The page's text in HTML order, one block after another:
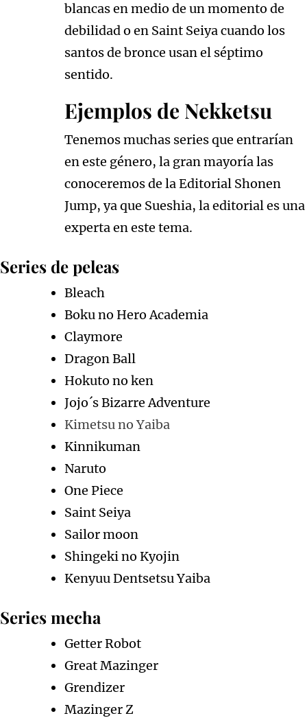
blancas en medio de un momento de
debilidad o en Saint Seiya cuando los
santos de bronce usan el séptimo
sentido.
Ejemplos de Nekketsu
Tenemos muchas series que entrarían
en este género, la gran mayoría las
conoceremos de la Editorial Shonen
Jump, ya que Sueshia, la editorial es una
experta en este tema.
Series de peleas
Bleach
Boku no Hero Academia
Claymore
Dragon Ball
Hokuto no ken
Jojo´s Bizarre Adventure
Kimetsu no Yaiba
Kinnikuman
Naruto
One Piece
Saint Seiya
Sailor moon
Shingeki no Kyojin
Kenyuu Dentsetsu Yaiba
Series mecha
Getter Robot
Great Mazinger
Grendizer
Mazinger Z